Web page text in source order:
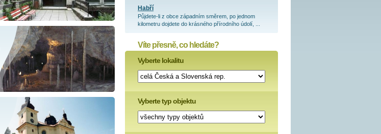
Habří
Půjdete-li z obce západním směrem, po jednom
kilometru dojdete do krásného přírodního údolí, ...
Víte přesně, co hledáte?
Vyberte lokalitu
Vyberte typ objektu